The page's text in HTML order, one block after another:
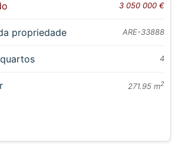
3 050 000 €
propriedade ARE-33888
4
271.95 m2